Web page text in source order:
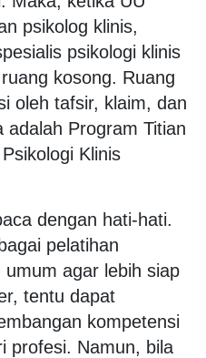
psikolog klinis,
psikologi klinis
kosong. Ruang
oleh tafsir, klaim, dan
adalah Program Titian
Klinis
dengan hati-hati.
pelatihan
agar lebih siap
tentu dapat
kompetensi
profesi. Namun, bila